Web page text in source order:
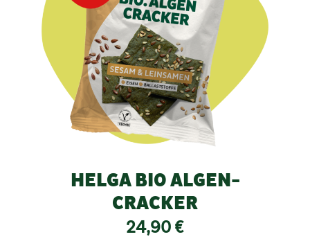
HELGA BIO ALGEN-
CRACKER
24,90€